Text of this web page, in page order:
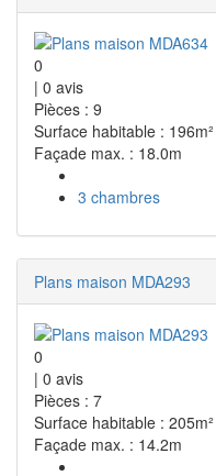
0
| 0 avis
Pièces : 9
Surface habitable : 196m²
Façade max. : 18.0m
3 chambres
Plans maison MDA293
0
| 0 avis
Pièces : 7
Surface habitable : 205m²
Façade max. : 14.2m